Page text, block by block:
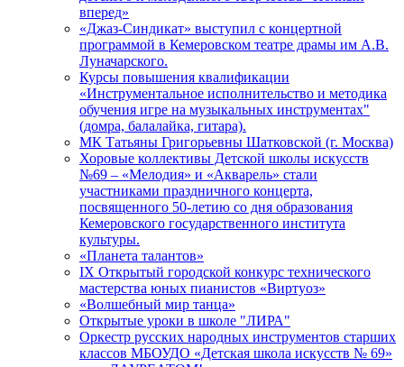
вперед»
«Джаз-Синдикат» выступил с концертной
программой в Кемеровском театре драмы им А.В.
Луначарского.
Курсы повышения квалификации
«Инструментальное исполнительство и методика
обучения игре на музыкальных инструментах"
(домра, балалайка, гитара).
МК Татьяны Григорьевны Шатковской (г. Москва)
Хоровые коллективы Детской школы искусств
№69 – «Мелодия» и «Акварель» стали
участниками праздничного концерта,
посвященного 50-летию со дня образования
Кемеровского государственного института
культуры.
«Планета талантов»
IX Открытый городской конкурс технического
мастерства юных пианистов «Виртуоз»
«Волшебный мир танца»
Открытые уроки в школе "ЛИРА"
Оркестр русских народных инструментов старших
классов МБОУДО «Детская школа искусств № 69»